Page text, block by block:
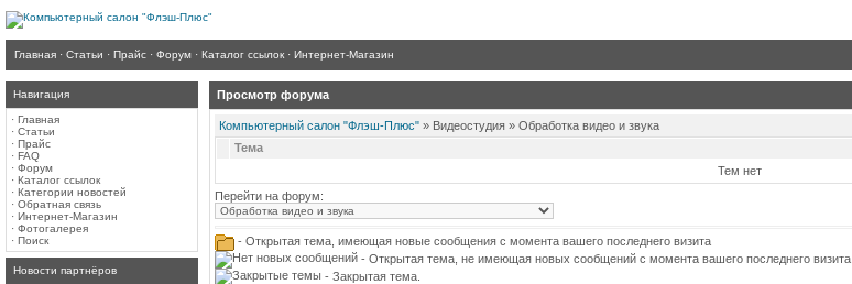
Главная · Статьи · Прайс · Форум · Каталог ссылок · Интернет-Магазин
Навигация
· Главная
· Статьи
· Прайс
· FAQ
· Форум
· Каталог ссылок
· Категории новостей
· Обратная связь
· Интернет-Магазин
· Фотогалерея
· Поиск
Новости партнёров
Просмотр форума
Компьютерный салон "Флэш-Плюс" » Видеостудия » Обработка видео и звука
Тема
Тем нет
Перейти на форум:
- Открытая тема, имеющая новые сообщения с момента вашего последнего визита
- Открытая тема, не имеющая новых сообщений с момента вашего последнего визита.
- Закрытая тема.